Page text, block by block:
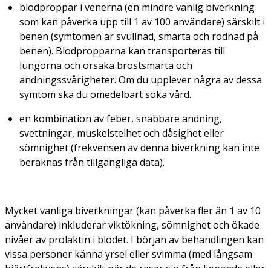
blodproppar i venerna (en mindre vanlig biverkning
som kan påverka upp till 1 av 100 användare) särskilt i
benen (symtomen är svullnad, smärta och rodnad på
benen). Blodpropparna kan transporteras till
lungorna och orsaka bröstsmärta och
andningssvårigheter. Om du upplever några av dessa
symtom ska du omedelbart söka vård.
en kombination av feber, snabbare andning,
svettningar, muskelstelhet och dåsighet eller
sömnighet (frekvensen av denna biverkning kan inte
beräknas från tillgängliga data).
Mycket vanliga biverkningar (kan påverka fler än 1 av 10
användare) inkluderar viktökning, sömnighet och ökade
nivåer av prolaktin i blodet. I början av behandlingen kan
vissa personer känna yrsel eller svimma (med långsam